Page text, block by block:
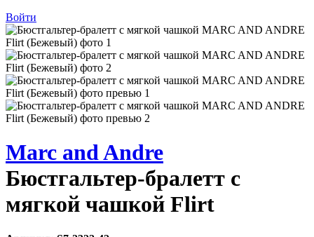
Войти
Marc and Andre
Бюстгальтер-бралетт с
мягкой чашкой Flirt